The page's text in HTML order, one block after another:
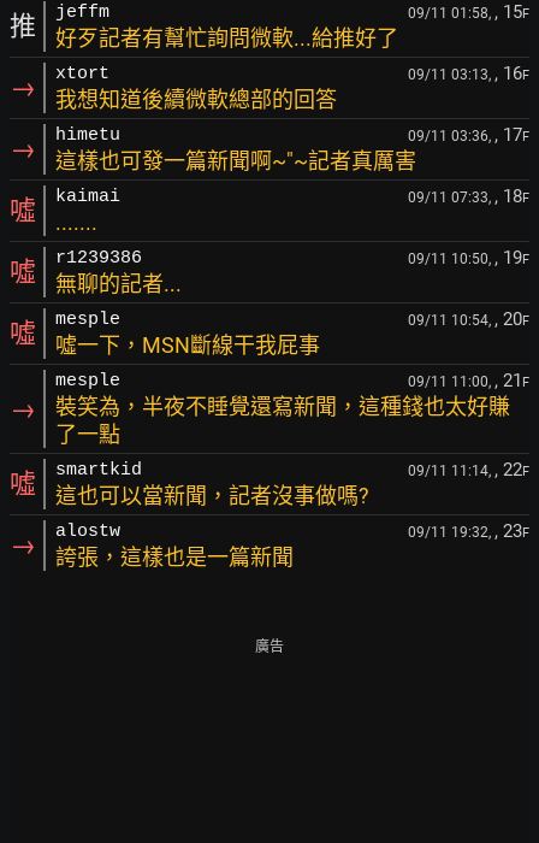
推 jeffm 09/11 01:58, , 15F
好歹記者有幫忙詢問微軟...給推好了
→ xtort 09/11 03:13, , 16F
我想知道後續微軟總部的回答
→ himetu 09/11 03:36, , 17F
這樣也可發一篇新聞啊~"~記者真厲害
噓 kaimai 09/11 07:33, , 18F
.......
噓 r1239386 09/11 10:50, , 19F
無聊的記者...
噓 mesple 09/11 10:54, , 20F
噓一下，MSN斷線干我屁事
→
mesple 09/11 11:00, , 21 F
裝笑為，半夜不睡覺還寫新聞，這種錢也太好賺
了一點
噓 smartkid 09/11 11:14, , 22F
這也可以當新聞，記者沒事做嗎?
→ alostw 09/11 19:32, , 23F
誇張，這樣也是一篇新聞
廣告